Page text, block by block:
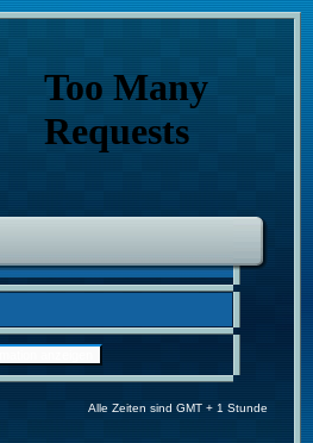
Alle Zeiten sind GMT + 1 Stunde